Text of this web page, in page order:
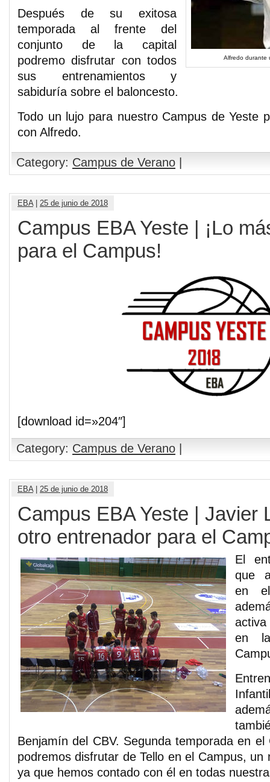
Alfredo durante
Después de su exitosa
temporada al frente del
conjunto de la capital
podremo disfrutar con todos
sus entrenamientos y
sabiduría sobre el baloncesto.
Todo un lujo para nuestro Campus de Yeste
con Alfredo.
Category: Campus de Verano
EBA| 25 de junio de 2018
Campus EBA Yeste | ¡Lo
para el Campus!
[download id=»204″]
Category: Campus de Verano
EBA| 25 de junio de 2018
Campus EBA Yeste | Javier
otro entrenador para el
El
que
en el
en
Benjamín del CBV. Segunda temporada en
podremos disfrutar de Tello en el Campus, un
ya que hemos contado con él en todas